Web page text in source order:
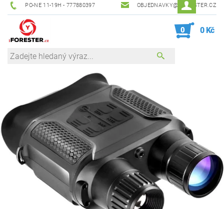
PO-NE 11-19H - 777880397 OBJEDNAVKY@IFORESTER.CZ
0 0 Kč